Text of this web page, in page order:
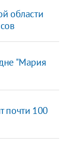
области
"Мария
почти 100